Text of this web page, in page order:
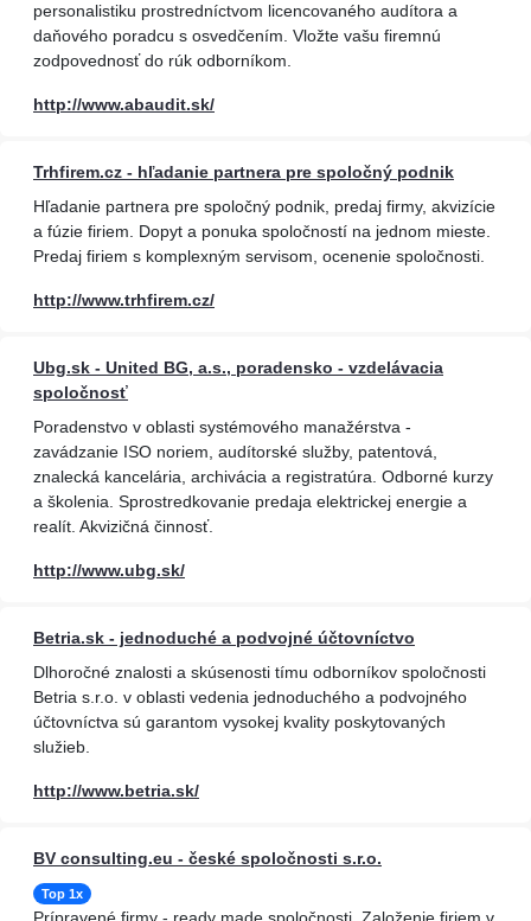
personalistiku prostredníctvom licencovaného audítora a
daňového poradcu s osvedčením. Vložte vašu firemnú
zodpovednosť do rúk odborníkom.
http://www.abaudit.sk/
Trhfirem.cz - hľadanie partnera pre spoločný podnik
Hľadanie partnera pre spoločný podnik, predaj firmy, akvizície
a fúzie firiem. Dopyt a ponuka spoločností na jednom mieste.
Predaj firiem s komplexným servisom, ocenenie spoločnosti.
http://www.trhfirem.cz/
Ubg.sk - United BG, a.s., poradensko - vzdelávacia
spoločnosť
Poradenstvo v oblasti systémového manažérstva -
zavádzanie ISO noriem, audítorské služby, patentová,
znalecká kancelária, archivácia a registratúra. Odborné kurzy
a školenia. Sprostredkovanie predaja elektrickej energie a
realít. Akvizičná činnosť.
http://www.ubg.sk/
Betria.sk - jednoduché a podvojné účtovníctvo
Dlhoročné znalosti a skúsenosti tímu odborníkov spoločnosti
Betria s.r.o. v oblasti vedenia jednoduchého a podvojného
účtovníctva sú garantom vysokej kvality poskytovaných
služieb.
http://www.betria.sk/
BV consulting.eu - české spoločnosti s.r.o.
Top 1x